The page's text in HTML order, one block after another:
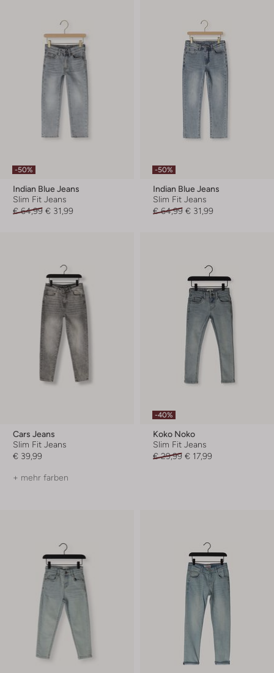
-50%
Indian Blue Jeans
Slim Fit Jeans
€ 64,99 € 31,99
-50%
Indian Blue Jeans
Slim Fit Jeans
€ 64,99 € 31,99
Cars Jeans
Slim Fit Jeans
€ 39,99
+ mehr farben
-40%
Koko Noko
Slim Fit Jeans
€ 29,99 € 17,99